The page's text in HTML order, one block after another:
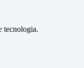
tecnologia.